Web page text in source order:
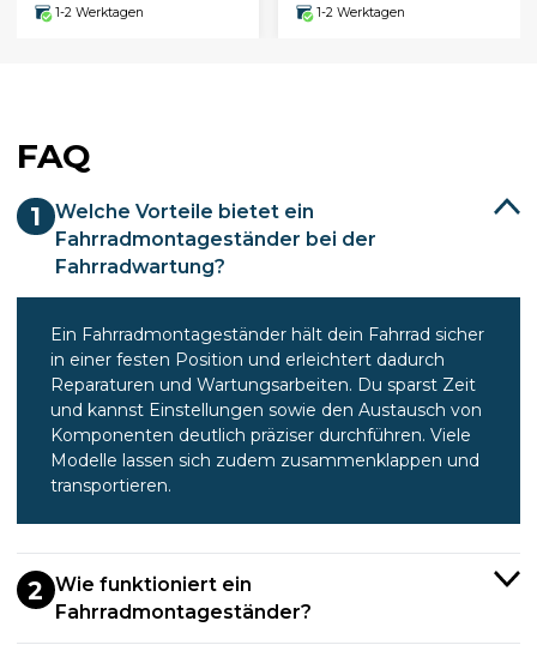
1-2 Werktagen 1-2 Werktagen
FAQ
1
Welche Vorteile bietet ein
Fahrradmontageständer bei der
Fahrradwartung?
Ein Fahrradmontageständer hält dein Fahrrad sicher
in einer festen Position und erleichtert dadurch
Reparaturen und Wartungsarbeiten. Du sparst Zeit
und kannst Einstellungen sowie den Austausch von
Komponenten deutlich präziser durchführen. Viele
Modelle lassen sich zudem zusammenklappen und
transportieren.
2 Wie funktioniert ein
Fahrradmontageständer?